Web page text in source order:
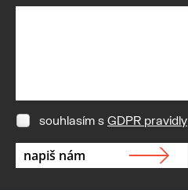
souhlasím s GDPR pravidly